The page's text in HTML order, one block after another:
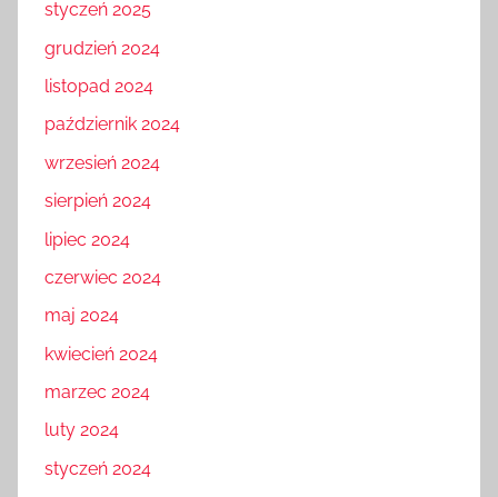
styczeń 2025
grudzień 2024
listopad 2024
październik 2024
wrzesień 2024
sierpień 2024
lipiec 2024
czerwiec 2024
maj 2024
kwiecień 2024
marzec 2024
luty 2024
styczeń 2024